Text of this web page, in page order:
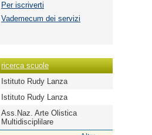
Per iscriverti
Vademecum dei servizi
ricerca scuole
Istituto Rudy Lanza
Istituto Rudy Lanza
Ass.Naz. Arte Olistica
Multidisciplilare